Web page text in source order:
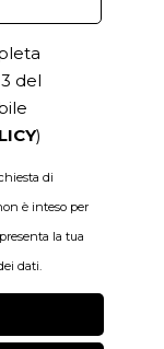
del
)
di
è inteso per
la tua
dati.